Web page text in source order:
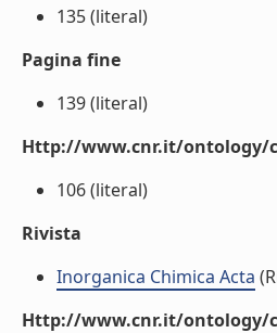
135 (literal)
Pagina fine
139 (literal)
Http://www.cnr.it/ontology/
106 (literal)
Rivista
Inorganica Chimica Acta
Http://www.cnr.it/ontology/